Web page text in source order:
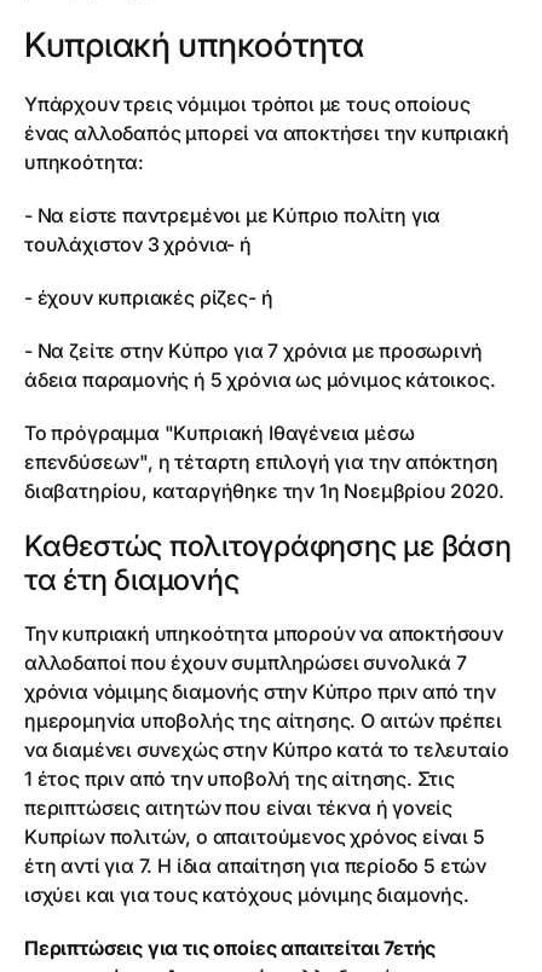
Κυπριακή υπηκοότητα
Υπάρχουν τρεις νόμιμοι τρόποι με τους οποίους
ένας αλλοδαπός μπορεί να αποκτήσει την κυπριακή
υπηκοότητα:
- Να είστε παντρεμένοι με Κύπριο πολίτη για
τουλάχιστον 3 χρόνια- ή
- έχουν κυπριακές ρίζες- ή
- Να ζείτε στην Κύπρο για 7 χρόνια με προσωρινή
άδεια παραμονής ή 5 χρόνια ως μόνιμος κάτοικος.
Το πρόγραμμα "Κυπριακή Ιθαγένεια μέσω
επενδύσεων", η τέταρτη επιλογή για την απόκτηση
διαβατηρίου, καταργήθηκε την 1η Νοεμβρίου 2020.
Καθεστώς πολιτογράφησης με βάση
τα έτη διαμονής
Την κυπριακή υπηκοότητα μπορούν να αποκτήσουν
αλλοδαποί που έχουν συμπληρώσει συνολικά 7
χρόνια νόμιμης διαμονής στην Κύπρο πριν από την
ημερομηνία υποβολής της αίτησης. Ο αιτών πρέπει
να διαμένει συνεχώς στην Κύπρο κατά το τελευταίο
1 έτος πριν από την υποβολή της αίτησης. Στις
περιπτώσεις αιτητών που είναι τέκνα ή γονείς
Κυπρίων πολιτών, ο απαιτούμενος χρόνος είναι 5
έτη αντί για 7. Η ίδια απαίτηση για περίοδο 5 ετών
ισχύει και για τους κατόχους μόνιμης διαμονής.
Περιπτώσεις για τις οποίες απαιτείται 7ετής